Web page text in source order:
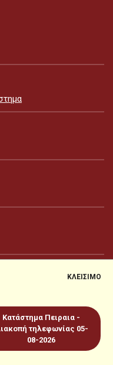
Προστασία Προσωπικών
2026 © www.tpd.gr
ΚΛΕΙΣΙΜΟ
Κατάστημα Πειραια -
τηλεφωνίας 05-
08-2026